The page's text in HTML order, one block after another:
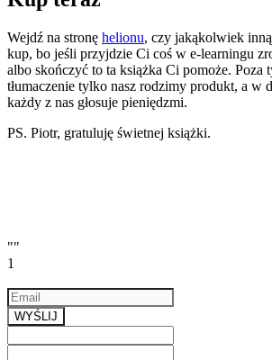
Wejdź na stronę helionu, czy jakąkolwiek
kup, bo jeśli przyjdzie Ci coś w e-learningu
albo skończyć to ta książka Ci pomoże. Poza
tłumaczenie tylko nasz rodzimy produkt, a w
każdy z nas głosuje pieniędzmi.
PS. Piotr, gratuluję świetnej książki.
""
1
WYŚLIJ